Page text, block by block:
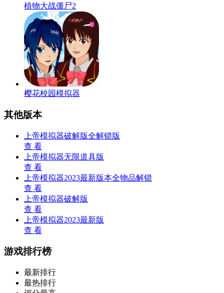
植物大战僵尸2
樱花校园模拟器
其他版本
上帝模拟器破解版全解锁版
查 看
上帝模拟器无限道具版
查 看
上帝模拟器2023最新版本全物品解锁
查 看
上帝模拟器破解版
查 看
上帝模拟器2023最新版
查 看
游戏排行榜
最新排行
最热排行